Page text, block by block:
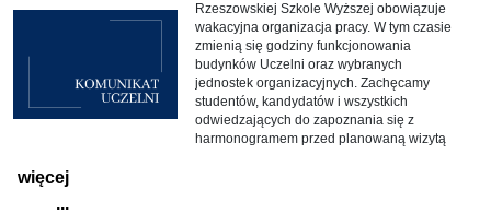
Rzeszowskiej Szkole Wyższej obowiązuje
wakacyjna organizacja pracy. W tym czasie
zmienią się godziny funkcjonowania
budynków Uczelni oraz wybranych
jednostek organizacyjnych. Zachęcamy
studentów, kandydatów i wszystkich
odwiedzających do zapoznania się z
harmonogramem przed planowaną wizytą
więcej
...